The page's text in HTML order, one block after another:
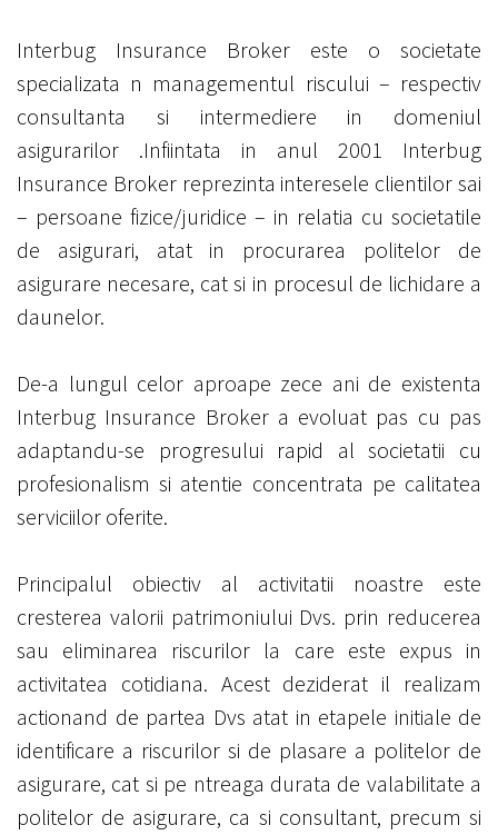
Interbug Insurance Broker este o societate
specializata n managementul riscului – respectiv
consultanta si intermediere in domeniul
asigurarilor .Infiintata in anul 2001 Interbug
Insurance Broker reprezinta interesele clientilor sai
– persoane fizice/juridice – in relatia cu societatile
de asigurari, atat in procurarea politelor de
asigurare necesare, cat si in procesul de lichidare a
daunelor.
De-a lungul celor aproape zece ani de existenta
Interbug Insurance Broker a evoluat pas cu pas
adaptandu-se progresului rapid al societatii cu
profesionalism si atentie concentrata pe calitatea
serviciilor oferite.
Principalul obiectiv al activitatii noastre este
cresterea valorii patrimoniului Dvs. prin reducerea
sau eliminarea riscurilor la care este expus in
activitatea cotidiana. Acest deziderat il realizam
actionand de partea Dvs atat in etapele initiale de
identificare a riscurilor si de plasare a politelor de
asigurare, cat si pe ntreaga durata de valabilitate a
politelor de asigurare, ca si consultant, precum si